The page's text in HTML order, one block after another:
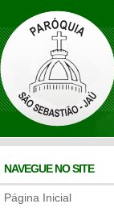
NAVEGUE NO SITE
Página Inicial